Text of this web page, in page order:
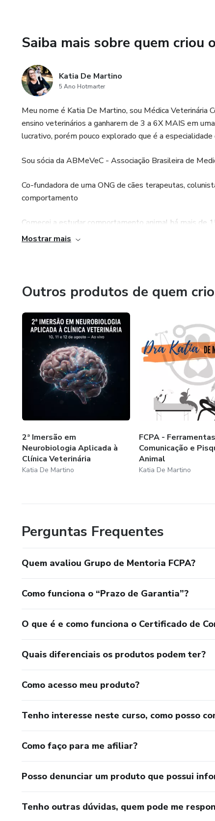
Saiba mais sobre quem criou
Katia De Martino
5 Ano Hotmarter
Meu nome é Katia De Martino, sou Médica Veterinária
ensino veterinários a ganharem de 3 a 6X MAIS em
lucrativo, porém pouco explorado que é a
Sou sócia da ABMeVeC - Associação Brasileira de
Co-fundadora de uma ONG de cães terapeutas,
comportamento
Comecei a estudar comportamento animal há mais de
Mostrar mais
Outros produtos de quem
2ª Imersão em
Neurobiologia Aplicada à
Clínica Veterinária
Katia De Martino
FCPA -
Comunicação e
Animal
Katia De Martino
Perguntas Frequentes
Quem avaliou Grupo de Mentoria FCPA?
Como funciona o “Prazo de Garantia”?
O que é e como funciona o Certificado de
Quais diferenciais os produtos podem ter?
Como acesso meu produto?
Tenho interesse neste curso, como posso
Como faço para me afiliar?
Posso denunciar um produto que possui
Tenho outras dúvidas, quem pode me